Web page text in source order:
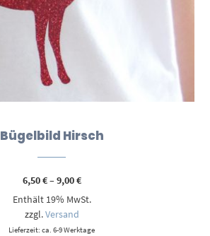
Bügelbild Hirsch
6,50€–9,00€Preisspanne:
bis
Enthält 19% MwSt.
zzgl.Versand
Lieferzeit: ca. 6-9 Werktage